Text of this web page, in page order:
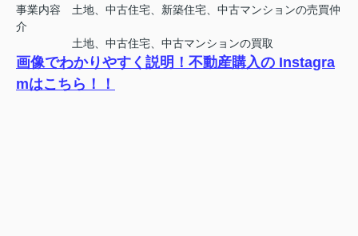
事業内容 土地、中古住宅、新築住宅、中古マンションの売買仲
介
土地、中古住宅、中古マンションの買取
画像でわかりやすく説明！不動産購入の Instagra
mはこちら！！